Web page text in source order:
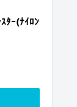
ﾀｰ(ﾅｲﾛﾝ